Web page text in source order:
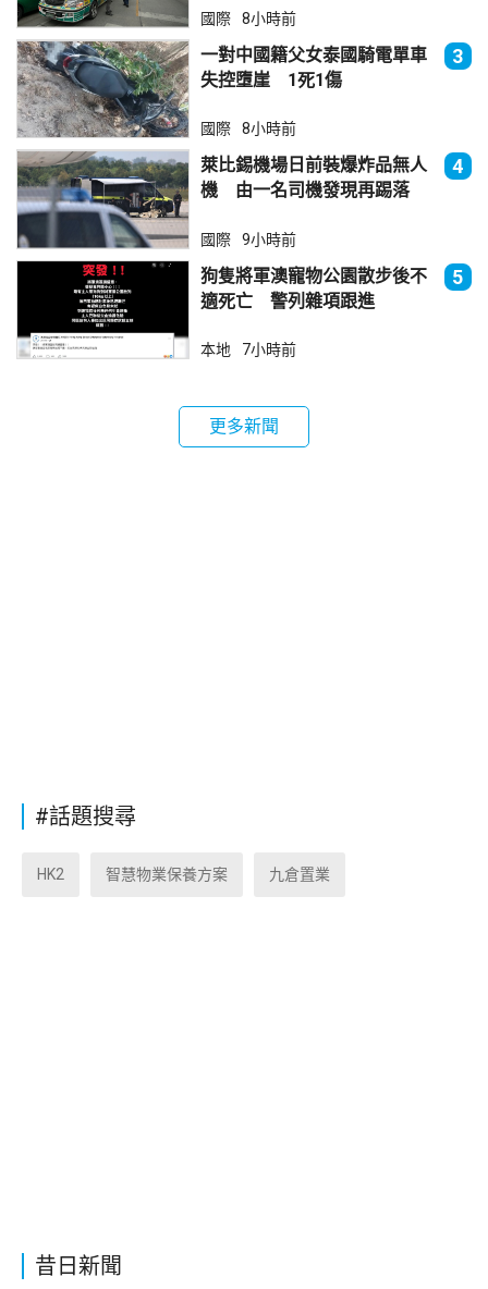
昔日新聞
國際 8小時前
一對中國籍父女泰國騎電單車
失控墮崖 1死1傷
3
國際 8小時前
萊比錫機場日前裝爆炸品無人
機 由一名司機發現再踢落
4
國際 9小時前
狗隻將軍澳寵物公園散步後不
適死亡 警列雜項跟進
5
本地 7小時前
更多新聞
#話題搜尋
HK2 智慧物業保養方案 九倉置業